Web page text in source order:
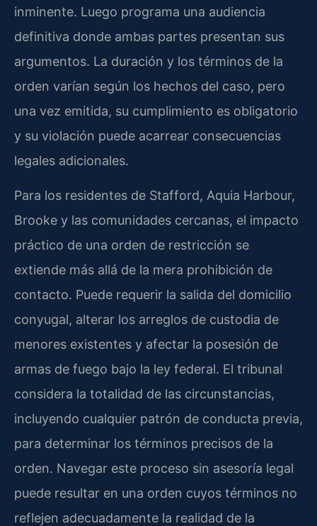
inminente. Luego programa una audiencia
definitiva donde ambas partes presentan sus
argumentos. La duración y los términos de la
orden varían según los hechos del caso, pero
una vez emitida, su cumplimiento es obligatorio
y su violación puede acarrear consecuencias
legales adicionales.
Para los residentes de Stafford, Aquia Harbour,
Brooke y las comunidades cercanas, el impacto
práctico de una orden de restricción se
extiende más allá de la mera prohibición de
contacto. Puede requerir la salida del domicilio
conyugal, alterar los arreglos de custodia de
menores existentes y afectar la posesión de
armas de fuego bajo la ley federal. El tribunal
considera la totalidad de las circunstancias,
incluyendo cualquier patrón de conducta previa,
para determinar los términos precisos de la
orden. Navegar este proceso sin asesoría legal
puede resultar en una orden cuyos términos no
reflejen adecuadamente la realidad de la